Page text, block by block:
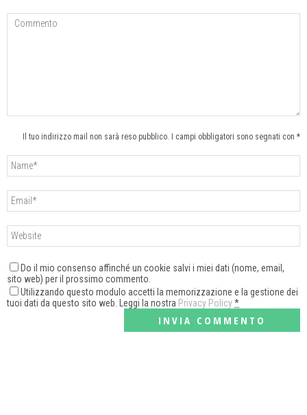
Il tuo indirizzo mail non sarà reso pubblico. I campi obbligatori sono segnati con *
Do il mio consenso affinché un cookie salvi i miei dati (nome, email,
sito web) per il prossimo commento.
Utilizzando questo modulo accetti la memorizzazione e la gestione dei
tuoi dati da questo sito web. Leggi la nostra Privacy Policy*